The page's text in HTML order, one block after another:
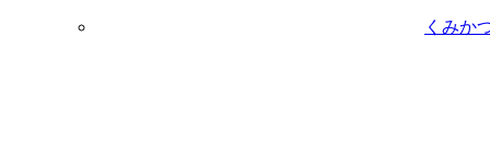
くみか